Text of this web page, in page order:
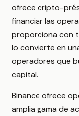
ofrece cripto-
financiar las
proporciona con
lo convierte en
operadores que
capital.
Binance ofrece
amplia gama de